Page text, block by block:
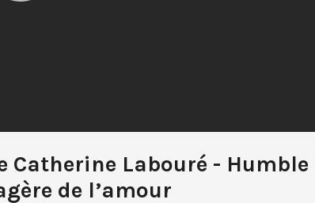
Catherine Labouré - Humble
de l’amour